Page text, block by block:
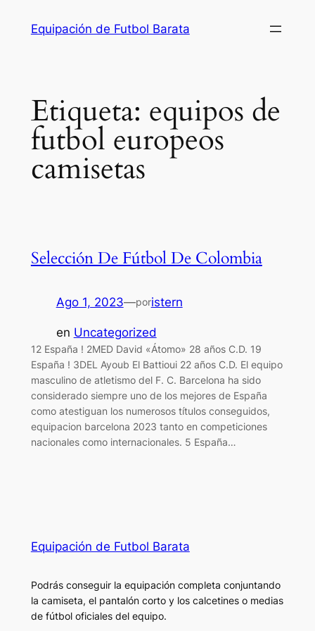
Equipación de Futbol Barata
Etiqueta: equipos de
futbol europeos
camisetas
Selección De Fútbol De Colombia
Ago 1, 2023—poristern
en Uncategorized
12 España ! 2MED David «Átomo» 28 años C.D. 19
España ! 3DEL Ayoub El Battioui 22 años C.D. El equipo
masculino de atletismo del F. C. Barcelona ha sido
considerado siempre uno de los mejores de España
como atestiguan los numerosos títulos conseguidos,
equipacion barcelona 2023 tanto en competiciones
nacionales como internacionales. 5 España…
Equipación de Futbol Barata
Podrás conseguir la equipación completa conjuntando
la camiseta, el pantalón corto y los calcetines o medias
de fútbol oficiales del equipo.